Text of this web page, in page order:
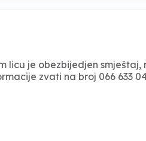
licu je obezbijedjen smještaj,
zvati na broj 066 633